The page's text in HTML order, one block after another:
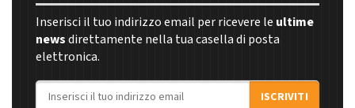
Inserisci il tuo indirizzo email per ricevere le ultime
newsdirettamente nella tua casella di posta
elettronica.
Indirizzo email
ISCRIVITI